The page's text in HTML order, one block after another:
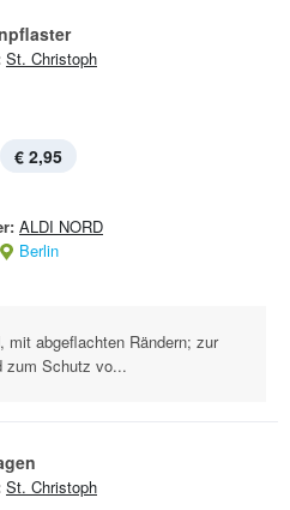
St. Christoph
€ 2,95
ALDI NORD
Berlin
mit abgeflachten Rändern; zur
zum Schutz vo...
St. Christoph